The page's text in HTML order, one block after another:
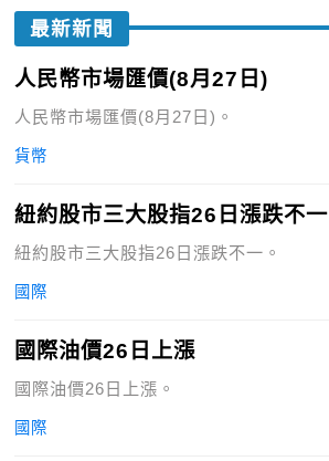
最新新聞
人民幣市場匯價(8月27日)
人民幣市場匯價(8月27日)。
貨幣
紐約股市三大股指26日漲跌不一
紐約股市三大股指26日漲跌不一。
國際
國際油價26日上漲
國際油價26日上漲。
國際